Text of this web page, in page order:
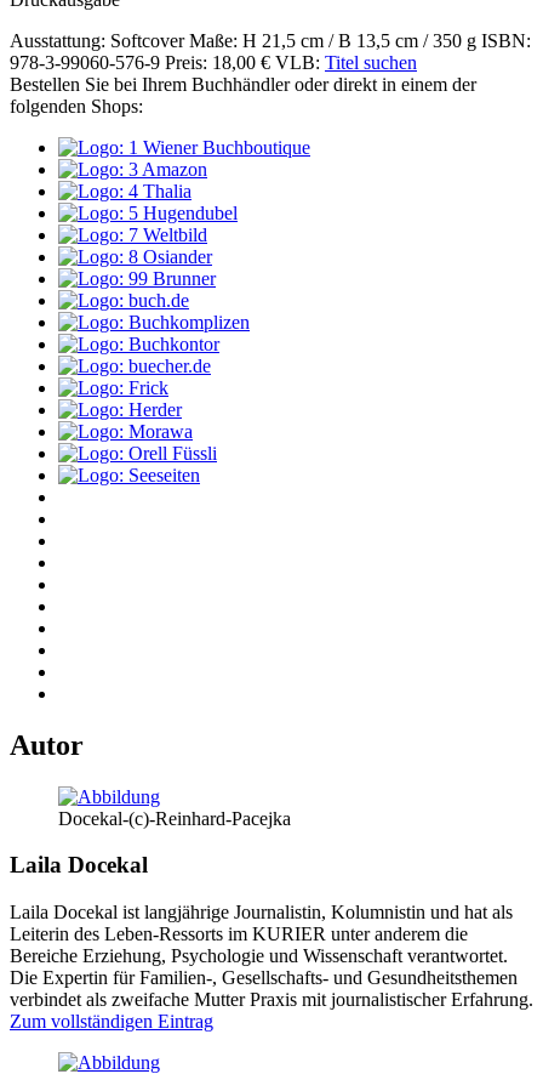
Ausstattung: Softcover Maße: H 21,5 cm / B 13,5 cm / 350 g ISBN:
978-3-99060-576-9 Preis: 18,00 € VLB: Titel suchen
Bestellen Sie bei Ihrem Buchhändler oder direkt in einem der
folgenden Shops:
Autor
Docekal-(c)-Reinhard-Pacejka
Laila Docekal
Laila Docekal ist langjährige Journalistin, Kolumnistin und hat als
Leiterin des Leben-Ressorts im KURIER unter anderem die
Bereiche Erziehung, Psychologie und Wissenschaft verantwortet.
Die Expertin für Familien-, Gesellschafts- und Gesundheitsthemen
verbindet als zweifache Mutter Praxis mit journalistischer Erfahrung.
Zum vollständigen Eintrag